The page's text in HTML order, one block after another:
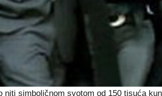
simboličnom svotom od 150 tisuća